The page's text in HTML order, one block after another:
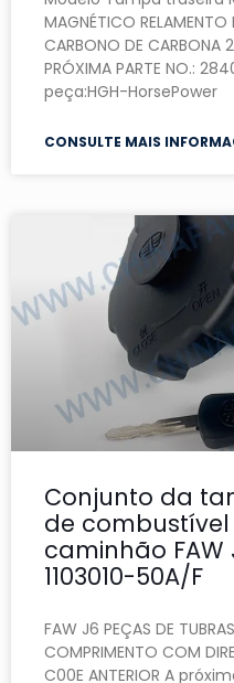
MAGNÉTICO RELAMENTO
CARBONO DE CARBONA
PRÓXIMA PARTE NO.:
peça:HGH-HorsePower
CONSULTE MAIS
Conjunto da
de
caminhão
1103010-50A/F
FAW J6 PEÇAS DE
COMPRIMENTO COM
C00E ANTERIOR A